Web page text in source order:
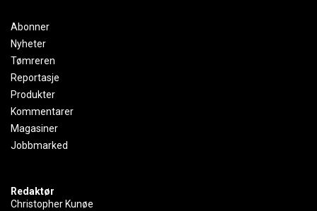
Abonner
Nyheter
Tømreren
Reportasje
Produkter
Kommentarer
Magasiner
Jobbmarked
Redaktør
Christopher Kunøe